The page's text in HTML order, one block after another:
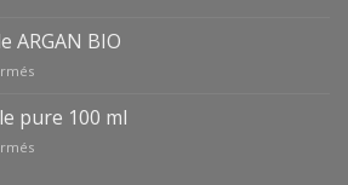
ARGAN BIO
sur
végétale
BIO
pure 100 ml
sur